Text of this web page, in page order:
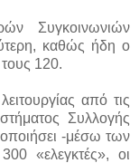
Συγκοινωνιών
καθώς ήδη ο
120.
από τις
Συλλογής
-μέσω των
«ελεγκτές», οι